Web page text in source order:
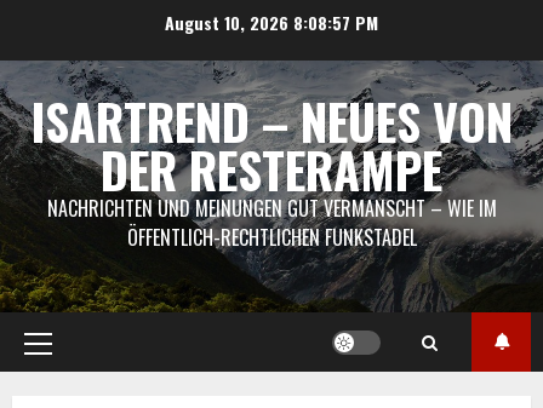
August 10, 2026 8:08:57 PM
ISARTREND – NEUES VON
DER RESTERAMPE
NACHRICHTEN UND MEINUNGEN GUT VERMANSCHT – WIE IM
ÖFFENTLICH-RECHTLICHEN FUNKSTADEL
Primary
Menu